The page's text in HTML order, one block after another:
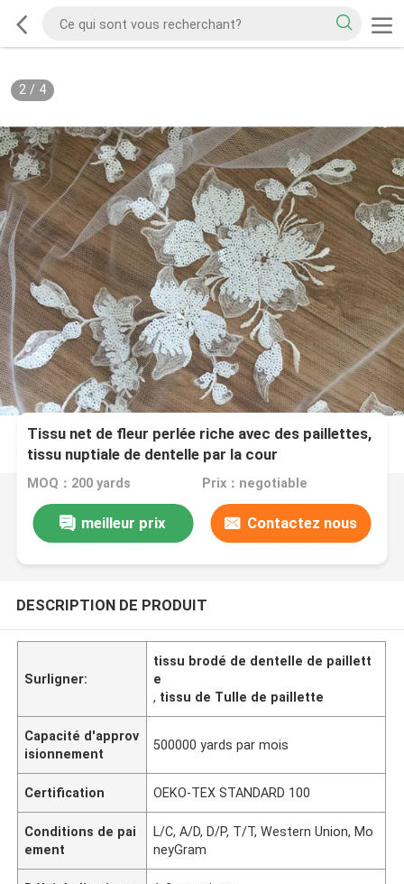
2/ 4
Tissu net de fleur perlée riche avec des paillettes,
tissu nuptiale de dentelle par la cour
MOQ：200 yards Prix：negotiable
meilleur prix Contactez nous
DESCRIPTION DE PRODUIT
Surligner:
tissu brodé de dentelle de paillett
e
, tissu de Tulle de paillette
Capacité d'approv
isionnement
500000 yards par mois
Certification OEKO-TEX STANDARD 100
Conditions de pai
ement
L/C, A/D, D/P, T/T, Western Union, Mo
neyGram